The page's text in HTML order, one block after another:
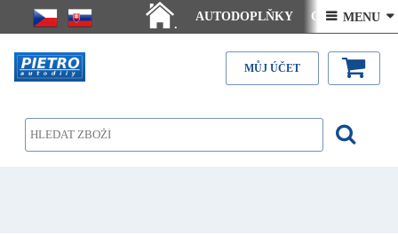
.
AUTODOPLŇKY Ceny doručení
Články - návody Kontakt
 MENU 
MŮJ ÚČET